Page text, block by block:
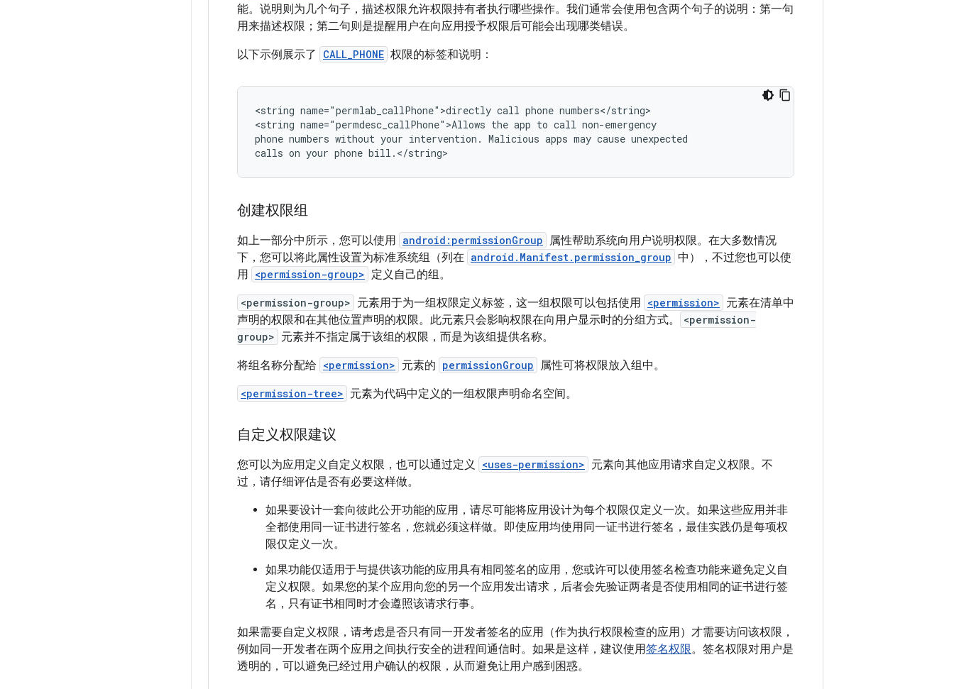
能。说明则为几个句子，描述权限允许权限持有者执行哪些操作。我们通常会使用包含两个句子的说明：第一句
用来描述权限；第二句则是提醒用户在向应用授予权限后可能会出现哪类错误。
以下示例展示了
CALL_PHONE 权限的标签和说明：
<string name="permlab_callPhone">directly call phone numbers</string>
<string name="permdesc_callPhone">Allows the app to call non-emergency
phone numbers without your intervention. Malicious apps may cause unexpected
calls on your phone bill.</string>
创建权限组
如上一部分中所示，您可以使用 android:permissionGroup 属性帮助系统向用户说明权限。在大多数情况
下，您可以将此属性设置为标准系统组（列在 android.Manifest.permission_group 中），不过您也可以使
用 <permission-group> 定义自己的组。
<permission-group> 元素用于为一组权限定义标签，这一组权限可以包括使用 <permission> 元素在清单中
声明的权限和在其他位置声明的权限。此元素只会影响权限在向用户显示时的分组方式。
<permission-
group> 元素并不指定属于该组的权限，而是为该组提供名称。
将组名称分配给 <permission> 元素的 permissionGroup 属性可将权限放入组中。
<permission-tree> 元素为代码中定义的一组权限声明命名空间。
自定义权限建议
您可以为应用定义自定义权限，也可以通过定义 <uses-permission> 元素向其他应用请求自定义权限。不
过，请仔细评估是否有必要这样做。
如果要设计一套向彼此公开功能的应用，请尽可能将应用设计为每个权限仅定义一次。如果这些应用并非
全都使用同一证书进行签名，您就必须这样做。即使应用均使用同一证书进行签名，最佳实践仍是每项权
限仅定义一次。
如果功能仅适用于与提供该功能的应用具有相同签名的应用，您或许可以使用签名检查功能来避免定义自
定义权限。如果您的某个应用向您的另一个应用发出请求，后者会先验证两者是否使用相同的证书进行签
名，只有证书相同时才会遵照该请求行事。
如果需要自定义权限，请考虑是否只有同一开发者签名的应用（作为执行权限检查的应用）才需要访问该权限，
例如同一开发者在两个应用之间执行安全的进程间通信时。如果是这样，建议使用签名权限。签名权限对用户是
透明的，可以避免已经过用户确认的权限，从而避免让用户感到困惑。